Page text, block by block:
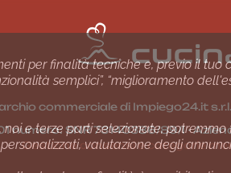
commerciale di Impiego24.it
numero: SNR 73140386/89/I -
Gestione consensi e categorie
per finalità tecniche e, previo il
semplici”, “miglioramento
e terze parti selezionate,
valutazione degli